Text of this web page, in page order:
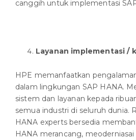
canggih untuk implementasi
Layanan implementasi /
HPE memanfaatkan
dalam lingkungan SAP HANA.
sistem dan layanan kepada
semua industri di seluruh dunia.
HANA experts bersedia
HANA merancang, meoderniasai